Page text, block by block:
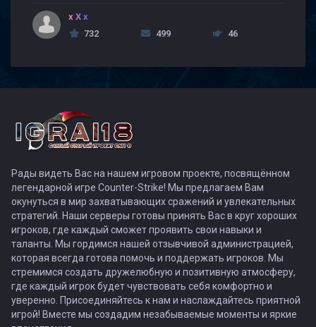
x X x
732
499 46
Рады видеть Вас на нашем игровом проекте, посвящённом
легендарной игре Counter-Strike! Мы предлагаем Вам
окунуться в мир захватывающих сражений и увлекательных
стратегий. Наши серверы готовы принять Вас в круг хороших
игроков, где каждый сможет проявить свои навыки и
таланты. Мы гордимся нашей отзывчивой администрацией,
которая всегда готова помочь и поддержать игроков. Мы
стремимся создать дружелюбную и позитивную атмосферу,
где каждый игрок будет чувствовать себя комфортно и
уверенно. Присоединяйтесь к нам и наслаждайтесь приятной
игрой! Вместе мы создадим незабываемые моменты и яркие